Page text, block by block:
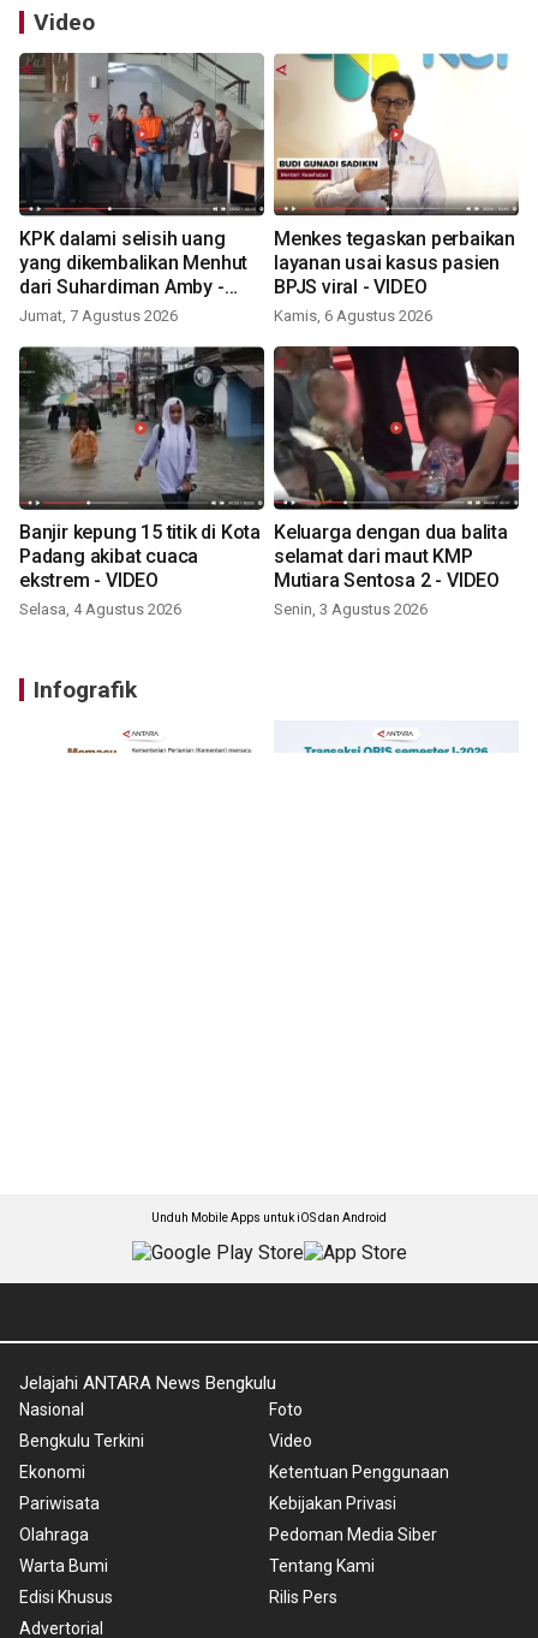
Video
KPK dalami selisih uang
yang dikembalikan Menhut
dari Suhardiman Amby -
VIDEO
Jumat, 7 Agustus 2026
Menkes tegaskan perbaikan
layanan usai kasus pasien
BPJS viral - VIDEO
Kamis, 6 Agustus 2026
Banjir kepung 15 titik di Kota
Padang akibat cuaca
ekstrem - VIDEO
Selasa, 4 Agustus 2026
Keluarga dengan dua balita
selamat dari maut KMP
Mutiara Sentosa 2 - VIDEO
Senin, 3 Agustus 2026
Infografik
Unduh Mobile Apps untuk iOS dan Android
Jelajahi ANTARA News Bengkulu
Nasional
Bengkulu Terkini
Ekonomi
Pariwisata
Olahraga
Warta Bumi
Edisi Khusus
Advertorial
Foto
Video
Ketentuan Penggunaan
Kebijakan Privasi
Pedoman Media Siber
Tentang Kami
Rilis Pers